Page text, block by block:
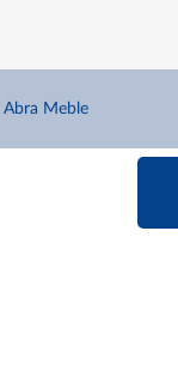
Abra Meble